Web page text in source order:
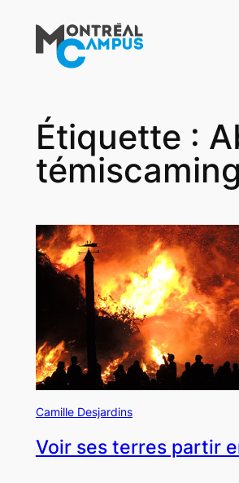
contenu
Étiquette :
Camille Desjardins
Voir ses terres partir